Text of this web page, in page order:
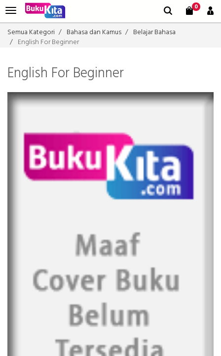
0
Semua Kategori Bahasa dan Kamus
Belajar Bahasa
English For Beginner
English For Beginner